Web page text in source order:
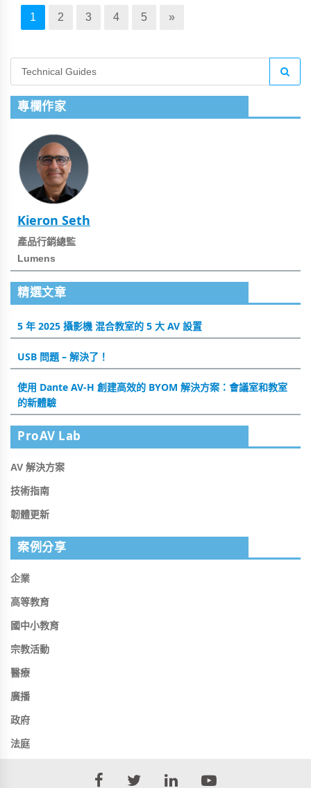
1 2 3 4 5 »
專欄作家
Kieron Seth
產品行銷總監
Lumens
精選文章
5 年 2025 攝影機 混合教室的 5 大 AV 設置
USB 問題 – 解決了！
使用 Dante AV-H 創建高效的 BYOM 解決方案：會議室和教室
的新體驗
ProAV Lab
AV 解決方案
技術指南
韌體更新
案例分享
企業
高等教育
國中小教育
宗教活動
醫療
廣播
政府
法庭